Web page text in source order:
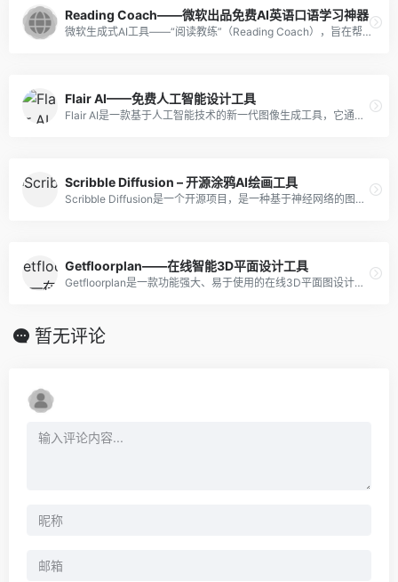
Reading Coach——微软出品免费AI英语口语学习神器
微软生成式AI工具——“阅读教练”（Reading Coach），旨在帮助学生群体提高阅读能力。这款工具将通过个性化和具有吸引力的练习，为学习者提供全面的阅读训练。
Flair AI——免费人工智能设计工具
Flair AI是一款基于人工智能技术的新一代图像生成工具，它通过先进的算法和模型，能够快速、高效地创建出高质量、有创意和吸引人的图像，帮助用户解决在品牌营销、产品展示、内容创作等方面的需求。
Scribble Diffusion – 开源涂鸦AI绘画工具
Scribble Diffusion是一个开源项目，是一种基于神经网络的图像处理技术，可以接收用户提供的手绘草图或文字，将其转化为精细图像。
Getfloorplan——在线智能3D平面设计工具
Getfloorplan是一款功能强大、易于使用的在线3D平面图设计工具。其强大的AI功能可以帮助用户快速创建高质量的设计方案
暂无评论